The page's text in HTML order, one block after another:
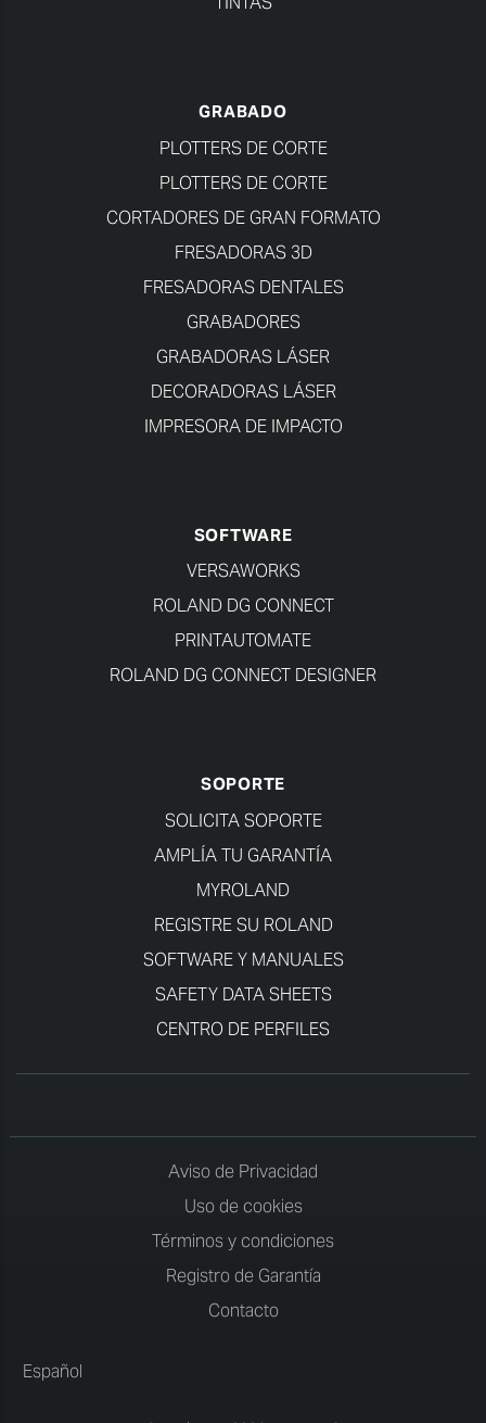
GRABADO
PLOTTERS DE CORTE
PLOTTERS DE CORTE
CORTADORES DE GRAN FORMATO
FRESADORAS 3D
FRESADORAS DENTALES
GRABADORES
GRABADORAS LÁSER
DECORADORAS LÁSER
IMPRESORA DE IMPACTO
SOFTWARE
VERSAWORKS
ROLAND DG CONNECT
PRINTAUTOMATE
ROLAND DG CONNECT DESIGNER
SOPORTE
SOLICITA SOPORTE
AMPLÍA TU GARANTÍA
MYROLAND
REGISTRE SU ROLAND
SOFTWARE Y MANUALES
SAFETY DATA SHEETS
CENTRO DE PERFILES
Aviso de Privacidad
Uso de cookies
Términos y condiciones
Registro de Garantía
Contacto
Español